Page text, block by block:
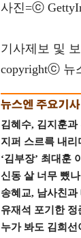
사진=ⓒ
기사제보 및 보
copyrightⓒ 뉴
김혜수, 김지훈과
지퍼 스르륵 내
‘김부장’ 최대훈
신동 살 너무 뺐
송혜교, 남사친
유재석 포기한
누가 봐도 김희